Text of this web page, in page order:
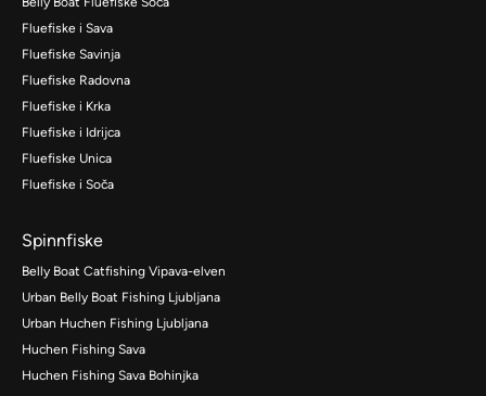
Fluefiske i Sava
Fluefiske Savinja
Fluefiske Radovna
Fluefiske i Krka
Fluefiske i Idrijca
Fluefiske Unica
Fluefiske i Soča
Spinnfiske
Belly Boat Catfishing Vipava-elven
Urban Belly Boat Fishing Ljubljana
Urban Huchen Fishing Ljubljana
Huchen Fishing Sava
Huchen Fishing Sava Bohinjka